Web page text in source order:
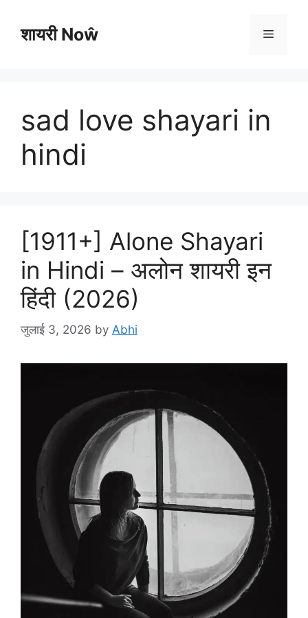
contentशायरी Noŵ Menu
sad love shayari in
hindi
[1911+] Alone Shayari
in Hindi – अलोन शायरी इन
हिंदी (2026)
जुलाई 3, 2026 by Abhi